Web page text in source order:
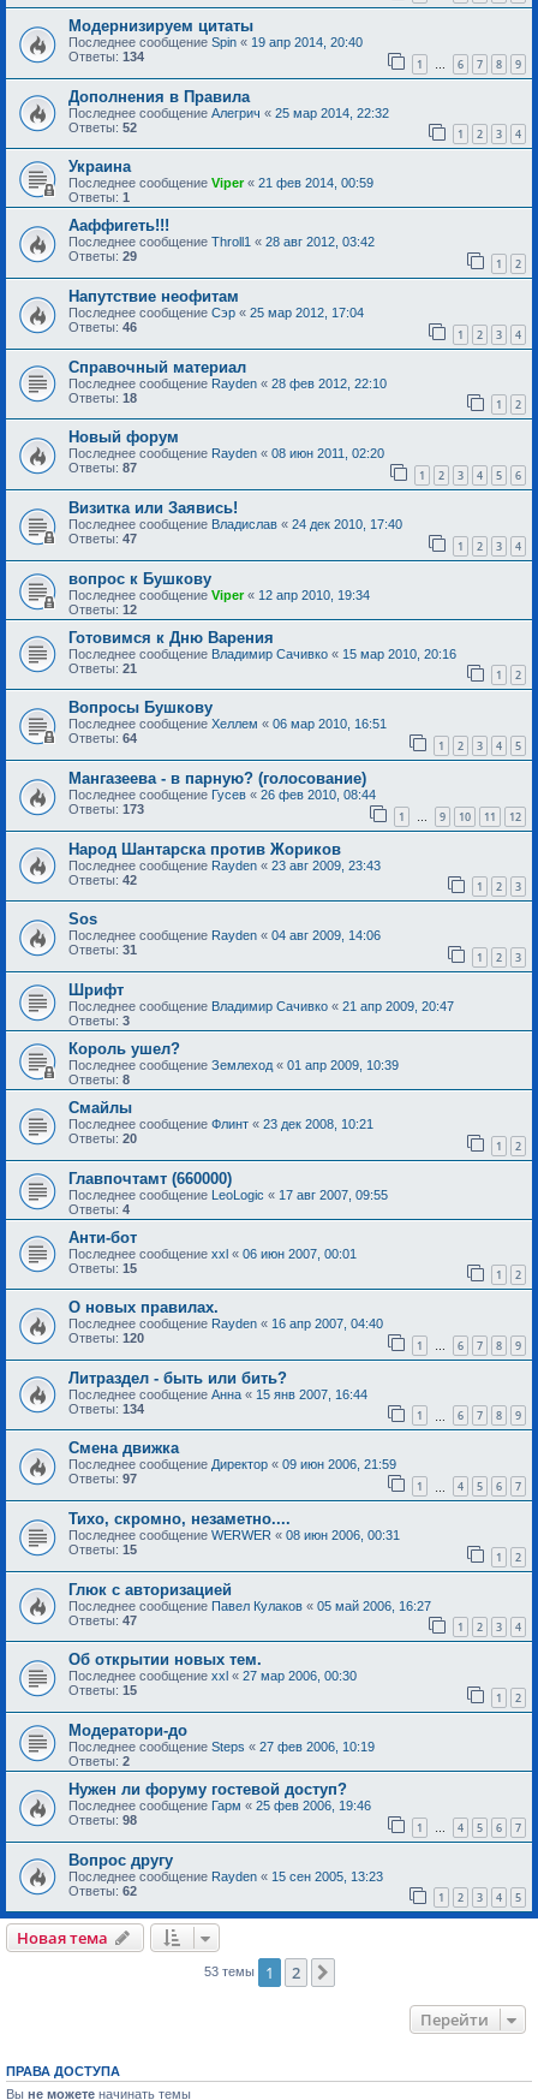
Модернизируем цитаты
Последнее сообщение Spin « 19 апр 2014, 20:40
Ответы: 134 1 … 6 7 8 9
Дополнения в Правила
Последнее сообщение Алегрич « 25 мар 2014, 22:32
Ответы: 52 1 2 3 4
Украина
Последнее сообщение Viper« 21 фев 2014, 00:59
Ответы: 1
Ааффигеть!!!
Последнее сообщение Throll1 « 28 авг 2012, 03:42
Ответы: 29 1 2
Напутствие неофитам
Последнее сообщение Сэр « 25 мар 2012, 17:04
Ответы: 46 1 2 3 4
Справочный материал
Последнее сообщение Rayden « 28 фев 2012, 22:10
Ответы: 18 1 2
Новый форум
Последнее сообщение Rayden « 08 июн 2011, 02:20
Ответы: 87 1 2 3 4 5 6
Визитка или Заявись!
Последнее сообщение Владислав « 24 дек 2010, 17:40
Ответы: 47 1 2 3 4
вопрос к Бушкову
Последнее сообщение Viper« 12 апр 2010, 19:34
Ответы: 12
Готовимся к Дню Варения
Последнее сообщение Владимир Сачивко « 15 мар 2010, 20:16
Ответы: 21 1 2
Вопросы Бушкову
Последнее сообщение Хеллем « 06 мар 2010, 16:51
Ответы: 64 1 2 3 4 5
Мангазеева - в парную? (голосование)
Последнее сообщение Гусев « 26 фев 2010, 08:44
Ответы: 173 1 … 9 10 11 12
Народ Шантарска против Жориков
Последнее сообщение Rayden « 23 авг 2009, 23:43
Ответы: 42 1 2 3
Sоs
Последнее сообщение Rayden « 04 авг 2009, 14:06
Ответы: 31 1 2 3
Шрифт
Последнее сообщение Владимир Сачивко « 21 апр 2009, 20:47
Ответы: 3
Король ушел?
Последнее сообщение Землеход « 01 апр 2009, 10:39
Ответы: 8
Смайлы
Последнее сообщение Флинт « 23 дек 2008, 10:21
Ответы: 20 1 2
Главпочтамт (660000)
Последнее сообщение LeoLogic « 17 авг 2007, 09:55
Ответы: 4
Анти-бот
Последнее сообщение xxl « 06 июн 2007, 00:01
Ответы: 15 1 2
О новых правилах.
Последнее сообщение Rayden « 16 апр 2007, 04:40
Ответы: 120 1 … 6 7 8 9
Литраздел - быть или бить?
Последнее сообщение Анна « 15 янв 2007, 16:44
Ответы: 134 1 6 7 8 9
Смена движка
Последнее сообщение Директор « 09 июн 2006, 21:59
Ответы: 97 1 4 5 6 7
Тихо, скромно, незаметно....
Последнее сообщение WERWER « 08 июн 2006, 00:31
Ответы: 15 1 2
Глюк с авторизацией
Последнее сообщение Павел Кулаков « 05 май 2006, 16:27
Ответы: 47 1 2 3 4
Об открытии новых тем.
Последнее сообщение xxl « 27 мар 2006, 00:30
Ответы: 15 1 2
Модератори-до
Последнее сообщение Steps « 27 фев 2006, 10:19
Ответы: 2
Нужен ли форуму гостевой доступ?
Последнее сообщение Гарм « 25 фев 2006, 19:46
Ответы: 98 1 … 4 5 6 7
Вопрос другу
Последнее сообщение Rayden « 15 сен 2005, 13:23
Ответы: 62 1 2 3 4 5
Новая тема
53 темы 1 2
Перейти
ПРАВА ДОСТУПА
Вы не можете начинать темы